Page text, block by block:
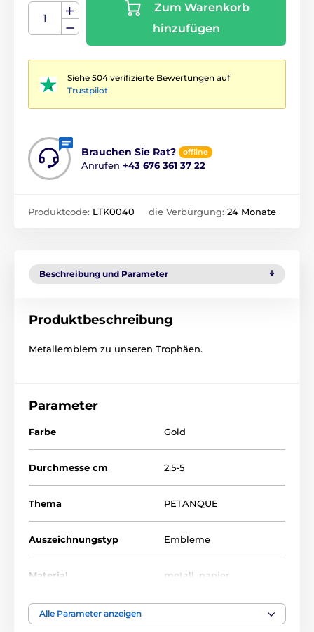
Zum Warenkorb
hinzufügen
Siehe 504 verifizierte Bewertungen auf
Trustpilot
Brauchen Sie Rat? offline
Anrufen +43 676 361 37 22
Produktcode: LTK0040 die Verbürgung: 24 Monate
Beschreibung und Parameter
Produktbeschreibung
Metallemblem zu unseren Trophäen.
Parameter
Farbe Gold
Durchmesse cm 2,5-5
Thema PETANQUE
Auszeichnungstyp Embleme
Material metall papier
Alle Parameter anzeigen